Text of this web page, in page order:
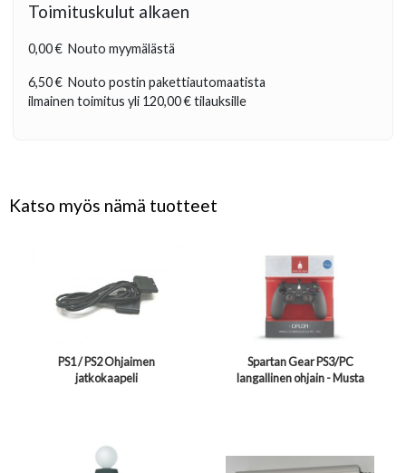
Toimituskulut alkaen
0,00 € Nouto myymälästä
6,50 € Nouto postin pakettiautomaatista
ilmainen toimitus yli 120,00 €tilauksille
Katso myös nämä tuotteet
PS1 / PS2 Ohjaimen
jatkokaapeli
Spartan Gear PS3/PC
langallinen ohjain - Musta